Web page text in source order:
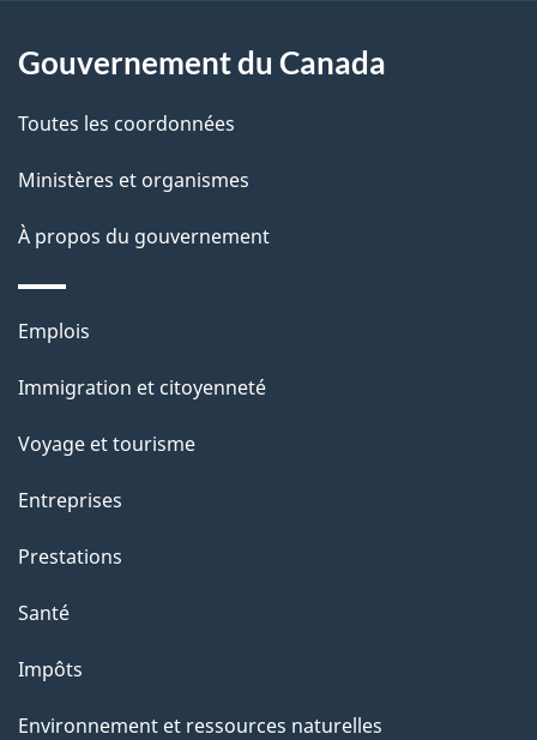
d
e
p
a
site
Gouvernement du Canada
Toutes les coordonnées
Ministères et organismes
À propos du gouvernement
Thèmes
sujets
Emplois
Immigration et citoyenneté
Voyage et tourisme
Entreprises
Prestations
Santé
Impôts
Environnement et ressources naturelles